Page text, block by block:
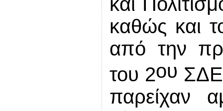
καθώς και
από την
του 2ου ΣΔΕ
παρείχαν